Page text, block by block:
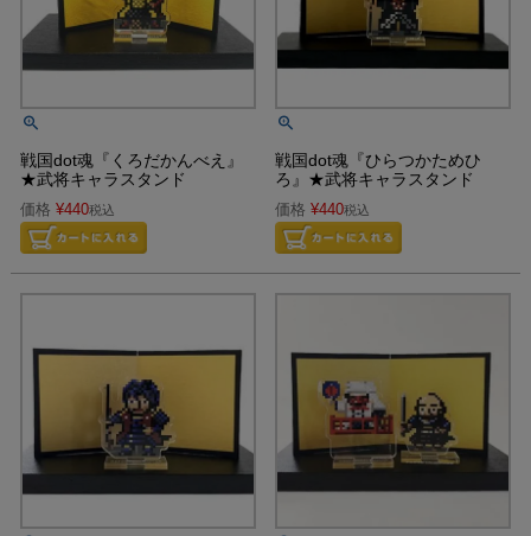
戦国dot魂『くろだかんべえ』
★武将キャラスタンド
価格 ¥440税込
戦国dot魂『ひらつかためひ
ろ』★武将キャラスタンド
価格 ¥440税込